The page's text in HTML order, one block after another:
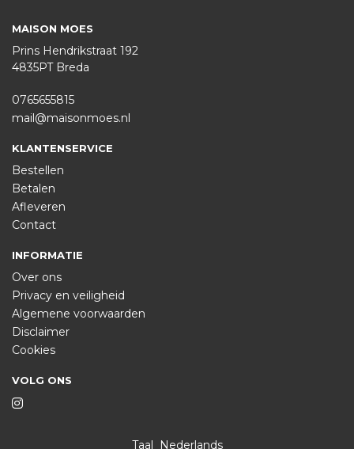
MAISON MOES
Prins Hendrikstraat 192
4835PT Breda
0765655815
mail@maisonmoes.nl
KLANTENSERVICE
Bestellen
Betalen
Afleveren
Contact
INFORMATIE
Over ons
Privacy en veiligheid
Algemene voorwaarden
Disclaimer
Cookies
VOLG ONS
Taal